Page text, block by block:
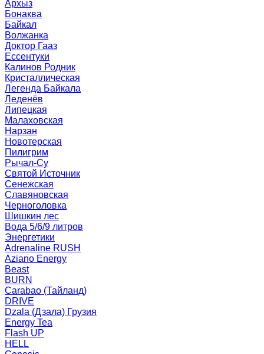
Архыз
Бонаква
Байкал
Волжанка
Доктор Гааз
Ессентуки
Калинов Родник
Кристаллическая
Легенда Байкала
Леденёв
Липецкая
Малаховская
Нарзан
Новотерская
Пилигрим
Рычал-Су
Святой Источник
Сенежская
Славяновская
Черноголовка
Шишкин лес
Вода 5/6/9 литров
Энергетики
Adrenaline RUSH
Aziano Energy
Beast
BURN
Carabao (Тайланд)
DRIVE
Dzala (Дзала) Грузия
Energy Tea
Flash UP
HELL